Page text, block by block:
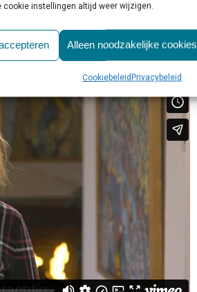
cookie instellingen altijd weer wijzigen.
Alleen noodzakelijke cookies
Cookiebeleid Privacybeleid